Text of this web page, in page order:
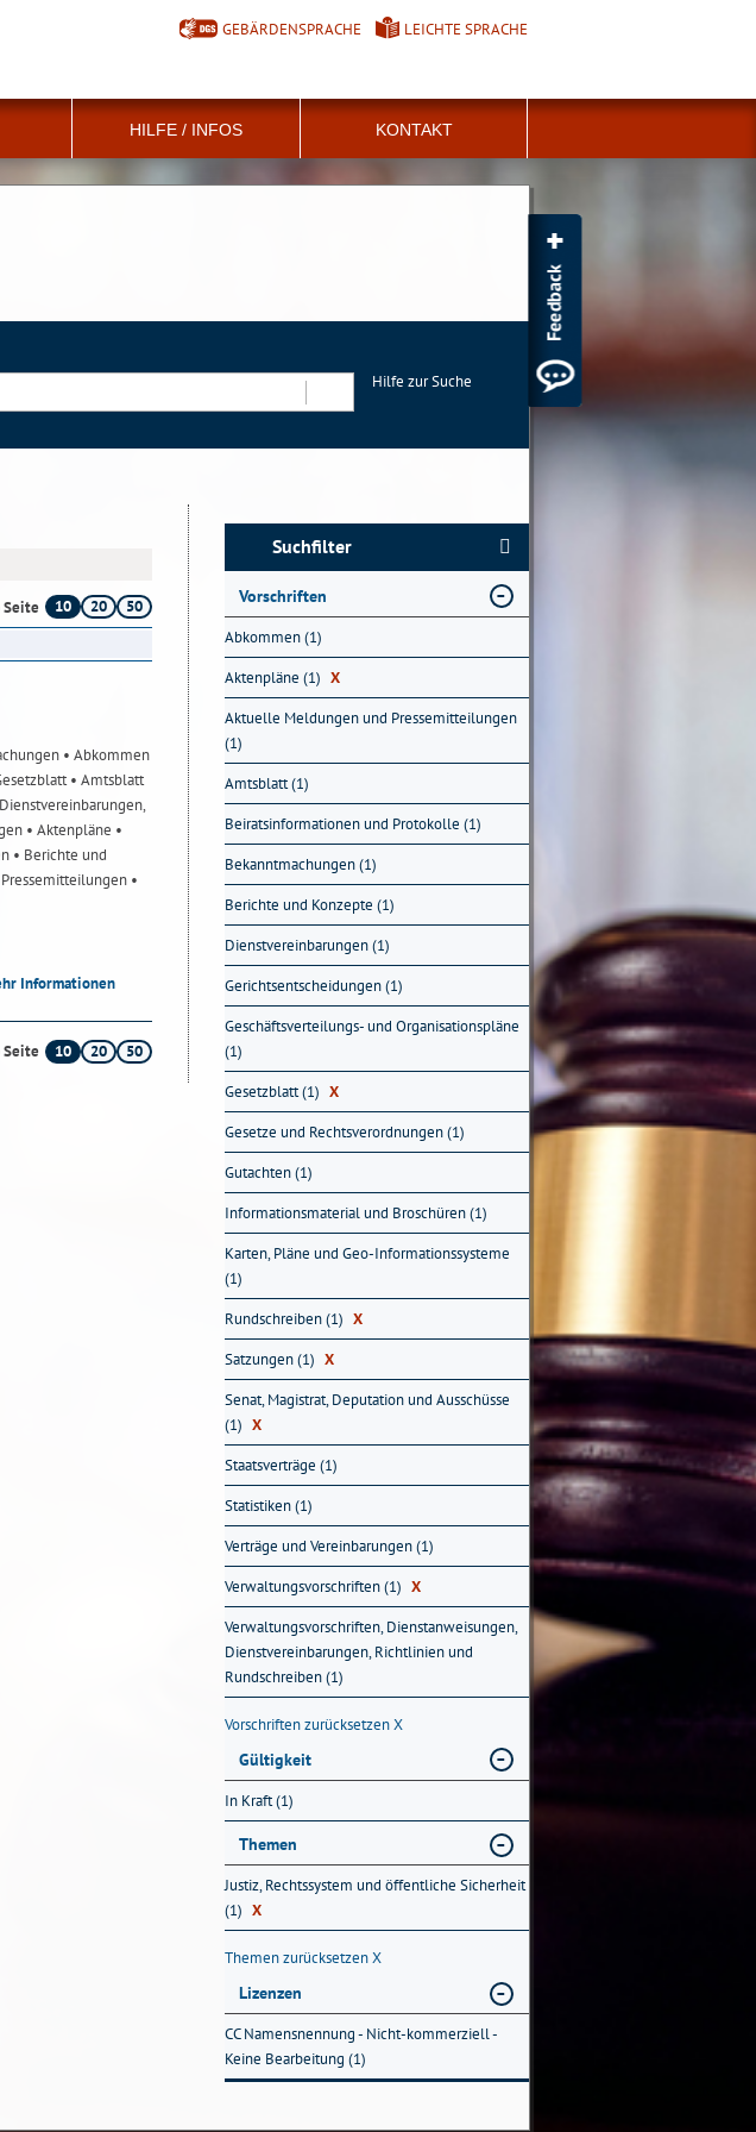
GEBÄRDENSPRACHE LEICHTE SPRACHE
HILFE / INFOS KONTAKT
Hilfe zur Suche
Seite 10 20
50
• Abkommen
• Amtsblatt
• Aktenpläne •
• Berichte und
•
Informationen
Seite 10 20 50
Suchfilter
Vorschriften
Abkommen (1)
Aktenpläne (1) X
Aktuelle Meldungen und Pressemitteilungen
(1)
Amtsblatt (1)
Beiratsinformationen und Protokolle (1)
Bekanntmachungen (1)
Berichte und Konzepte (1)
Dienstvereinbarungen (1)
Gerichtsentscheidungen (1)
Geschäftsverteilungs- und Organisationspläne
(1)
Gesetzblatt (1) X
Gesetze und Rechtsverordnungen (1)
Gutachten (1)
Informationsmaterial und Broschüren (1)
Karten, Pläne und Geo-Informationssysteme
(1)
Rundschreiben (1) X
Satzungen (1) X
Senat, Magistrat, Deputation und Ausschüsse
(1) X
Staatsverträge (1)
Statistiken (1)
Verträge und Vereinbarungen (1)
Verwaltungsvorschriften (1) X
Verwaltungsvorschriften, Dienstanweisungen,
Dienstvereinbarungen, Richtlinien und
Rundschreiben (1)
Vorschriften zurücksetzenX
Gültigkeit
In Kraft (1)
Themen
Justiz, Rechtssystem und öffentliche Sicherheit
(1) X
Themen zurücksetzenX
Lizenzen
CC Namensnennung - Nicht-kommerziell -
Keine Bearbeitung (1)